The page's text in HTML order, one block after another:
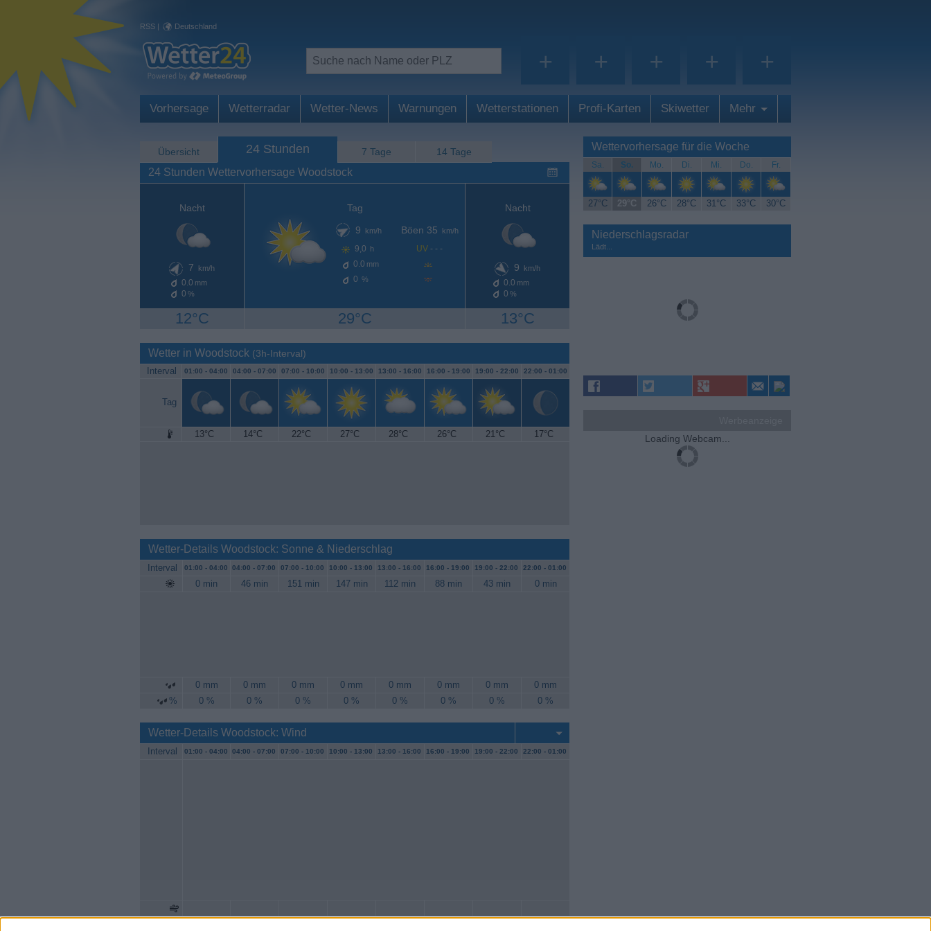
RSS | Deutschland
+ + + + +
Vorhersage Wetterradar Wetter-News Warnungen Wetterstationen Profi-Karten Skiwetter Mehr
Übersicht 24 Stunden 7 Tage 14 Tage
24 Stunden Wettervorhersage Woodstock
Nacht
7 km/h
0.0 mm
0 %
12°C
Tag
9
km/h
9,0 h
0.0 mm
0 %
Böen 35 km/h
UV - - -
29°C
Nacht
9 km/h
0.0 mm
0 %
13°C
Wetter in Woodstock (3h-Interval)
Interval 01:00 - 04:00 04:00 - 07:00 07:00 - 10:00 10:00 - 13:00 13:00 - 16:00 16:00 - 19:00 19:00 - 22:00 22:00 - 01:00
Tag
13°C 14°C 22°C 27°C 28°C 26°C 21°C 17°C
Wetter-Details Woodstock: Sonne & Niederschlag
Interval 01:00 - 04:00 04:00 - 07:00 07:00 - 10:00 10:00 - 13:00 13:00 - 16:00 16:00 - 19:00 19:00 - 22:00 22:00 - 01:00
0 min 46 min 151 min 147 min 112 min 88 min 43 min 0 min
0 mm 0 mm 0 mm 0 mm 0 mm 0 mm 0 mm
0 mm
%
0 % 0 % 0 % 0 % 0 % 0 % 0 % 0 %
Wetter-Details Woodstock: Wind
Interval 01:00 - 04:00 04:00 - 07:00 07:00 - 10:00 10:00 - 13:00 13:00 - 16:00 16:00 - 19:00 19:00 - 22:00 22:00 - 01:00
Wettervorhersage für die Woche
Sa. So. Mo. Di. Mi. Do. Fr.
27°C 29°C 26°C 28°C 31°C 33°C 30°C
Niederschlagsradar
Lädt...
Loading Webcam...